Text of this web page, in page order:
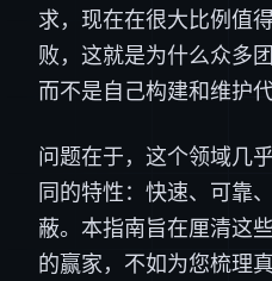
求，现在在很大比例值
败，这就是为什么众多
而不是自己构建和维护
问题在于，这个领域几
同的特性：快速、可靠
蔽。本指南旨在厘清这
的赢家，不如为您梳理